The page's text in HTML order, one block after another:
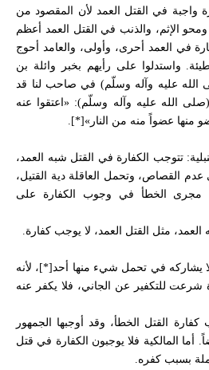
واجبة في القتل العمد لأن المقصود من
الإثم، والذنب في القتل العمد أعظم
في العمد أحرى، وأولى، والعامد أحوج
واستدلوا على رأيهم بخبر وائلة بن
الله عليه وآله وسلّم) في صاحب لنا قد
(صلى الله عليه وآله وسلّم): «اعتقوا عنه
منها عضواً منه من النار»[*].
تتوجب الكفارة في القتل شبه العمد،
القصاص، وتحمل العاقلة دية القتيل،
مجرى الخطأ في وجوب الكفارة على
العمد، مثل القتل العمد، لا يوجب كفارة.
يشاركه في تحمل شيء منها أحد[*]، لأنه
شرعت للتكفير عن الجاني، فلا يكفر عنه
القتل الخطأ، وقد أوجبها الجمهور
أما المالكية فلا يوجبون الكفارة في قتل
بسبب كفره.